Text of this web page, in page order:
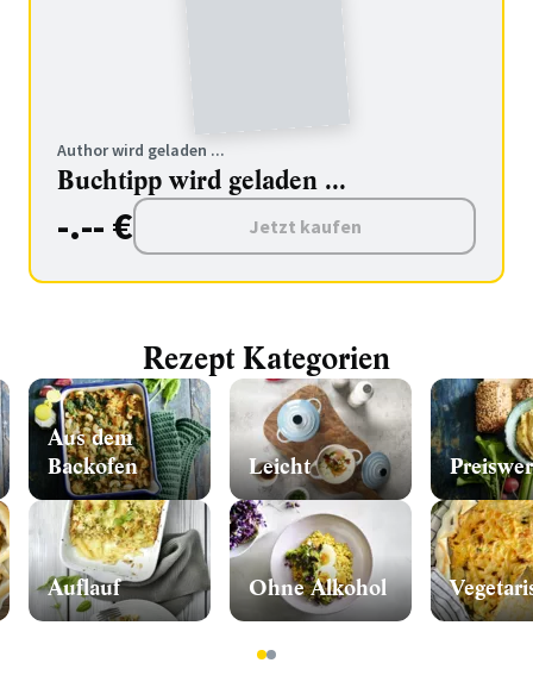
Author wird geladen ...
Buchtipp wird geladen ...
-.-- € Jetzt kaufen
Rezept Kategorien
Aus dem
Backofen
Auflauf
Leicht
Ohne Alkohol
12